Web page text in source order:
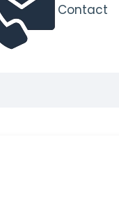
Contact